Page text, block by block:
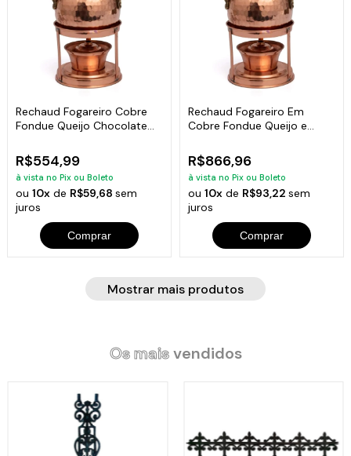
Rechaud Fogareiro Cobre
Fondue Queijo Chocolate
R$554,99
à vista no Pix ou Boleto
ou10x de R$59,68sem
juros
Comprar
Rechaud Fogareiro Em
Cobre Fondue Queijo e
R$866,96
à vista no Pix ou Boleto
ou 10xde R$93,22 sem
juros
Comprar
Mostrar mais produtos
Os maisvendidos